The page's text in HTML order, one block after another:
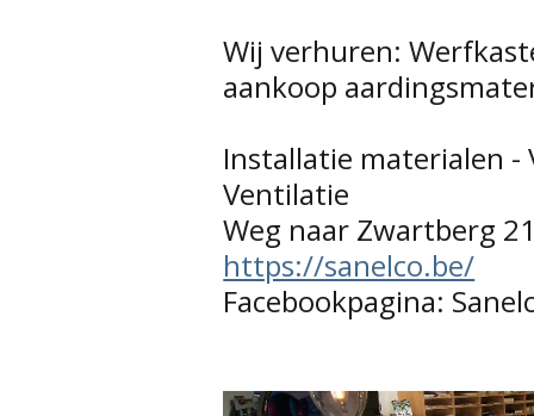
Wij verhuren:
aankoop
Installatie materialen -
Ventilatie
Weg naar Zwartberg
https://sanelco.be/
Facebookpagina: